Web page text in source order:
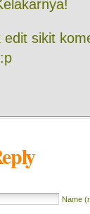
edit sikit
Name